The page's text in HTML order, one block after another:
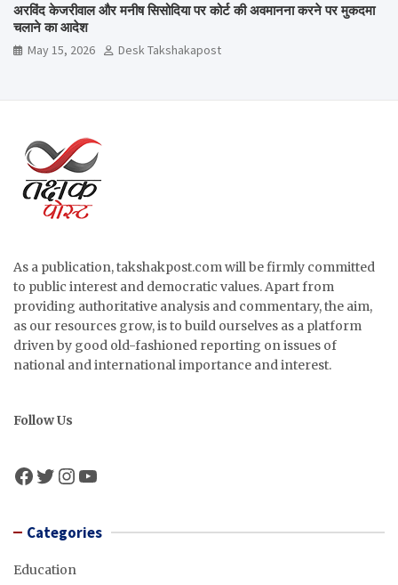
अरविंद केजरीवाल और मनीष सिसोदिया पर कोर्ट की अवमानना करने पर मुकदमा
चलाने का आदेश
May 15, 2026 Desk Takshakapost
As a publication, takshakpost.com will be firmly committed
to public interest and democratic values. Apart from
providing authoritative analysis and commentary, the aim,
as our resources grow, is to build ourselves as a platform
driven by good old-fashioned reporting on issues of
national and international importance and interest.
Follow Us
Facebook
Twitter
Instagram
YouTube
Categories
Education